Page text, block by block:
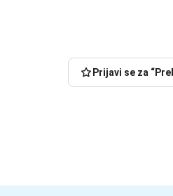
Prijavi se za